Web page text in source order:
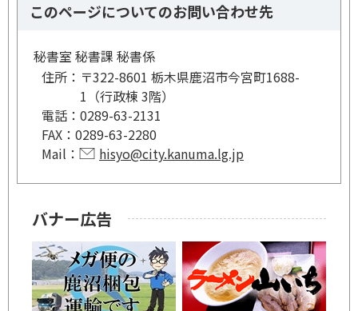
このページについてのお問い合わせ先
秘書室 秘書課 秘書係
住所： 〒322-8601 栃木県鹿沼市今宮町1688-
1（行政棟 3階）
電話： 0289-63-2131
FAX： 0289-63-2280
Mail：
hisyo@city.kanuma.lg.jp
バナー広告